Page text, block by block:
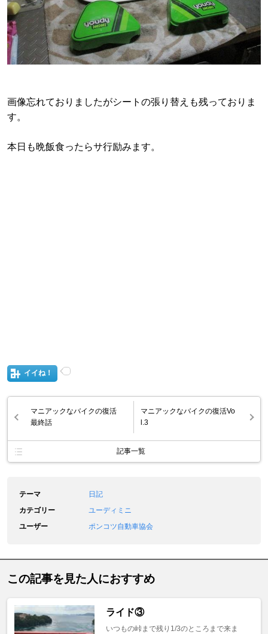
画像忘れておりましたがシートの張り替えも残っておりま
す。
本日も晩飯食ったらサ行励みます。
イイね！
マニアックなバイクの復活
最終話
マニアックなバイクの復活Vo
l.3
記事一覧
テーマ
日記
カテゴリー
ユーディミニ
ユーザー
ポンコツ自動車協会
この記事を見た人におすすめ
ライド③
いつもの峠まで残り1/3のところまで来ま